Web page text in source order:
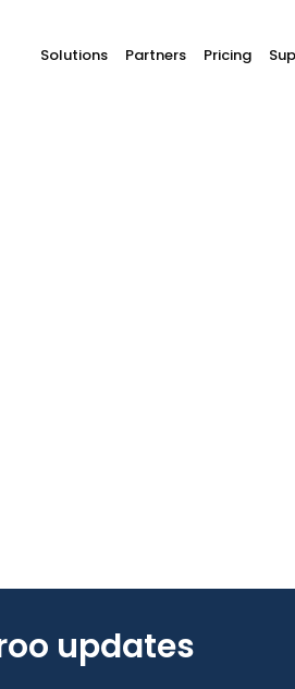
Solutions Partners Pricing
updates